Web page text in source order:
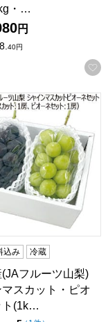
登録する
・…
円
40円
ット・甲斐路セ
(JAフルーツ山梨)
込み 冷蔵
フルーツ山梨)
マスカット・ピオ
ト(1k…